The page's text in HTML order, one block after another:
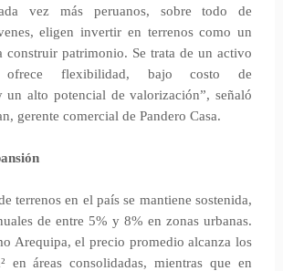
vez más peruanos, sobre todo de
eligen invertir en terrenos como un
construir patrimonio. Se trata de un activo
flexibilidad, bajo costo de
un alto potencial de valorización”, señaló
gerente comercial de Pandero Casa.
terrenos en el país se mantiene sostenida,
de entre 5% y 8% en zonas urbanas.
Arequipa, el precio promedio alcanza los
en áreas consolidadas, mientras que en